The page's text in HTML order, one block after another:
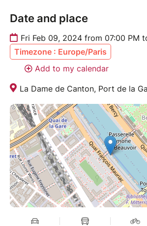
Date and place
Fri Feb 09, 2024 from 07:00 PM
Timezone : Europe/Paris
Add to my calendar
La Dame de Canton, Port de la